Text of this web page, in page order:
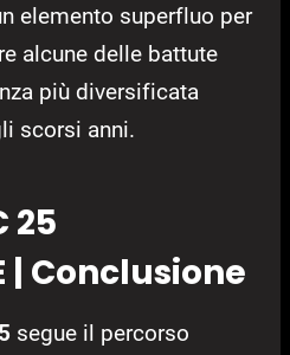
elemento superfluo per
alcune delle battute
più diversificata
scorsi anni.
25
| Conclusione
segue il percorso